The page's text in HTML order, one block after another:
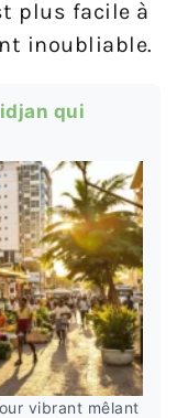
plus facile à
inoubliable.
qui
vibrant mêlant